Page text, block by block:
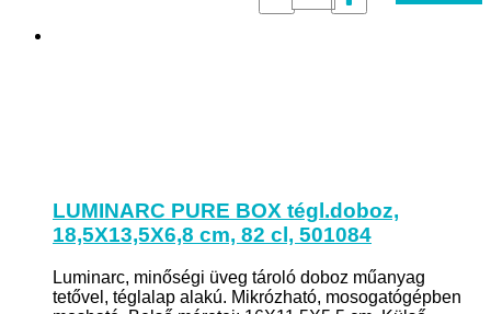
LUMINARC PURE BOX tégl.doboz,
18,5X13,5X6,8 cm, 82 cl, 501084
Luminarc, minőségi üveg tároló doboz műanyag
tetővel, téglalap alakú. Mikrózható, mosogatógépben